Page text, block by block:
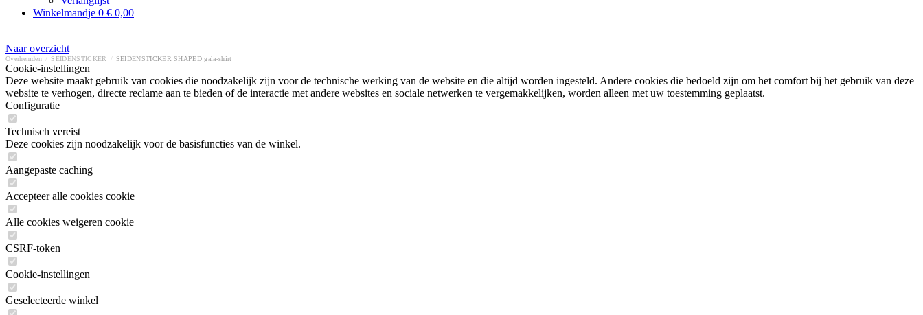
Winkelmandje 0 € 0,00
Naar overzicht
Overhemden SEIDENSTICKER SEIDENSTICKER SHAPED gala-shirt
Cookie-instellingen
Deze website maakt gebruik van cookies die noodzakelijk zijn voor de technische werking van de website en die altijd worden ingesteld. Andere cookies die bedoeld zijn om het comfort bij het gebruik van deze
website te verhogen, directe reclame aan te bieden of de interactie met andere websites en sociale netwerken te vergemakkelijken, worden alleen met uw toestemming geplaatst.
Configuratie
Technisch vereist
Deze cookies zijn noodzakelijk voor de basisfuncties van de winkel.
Aangepaste caching
Accepteer alle cookies cookie
Alle cookies weigeren cookie
CSRF-token
Cookie-instellingen
Geselecteerde winkel